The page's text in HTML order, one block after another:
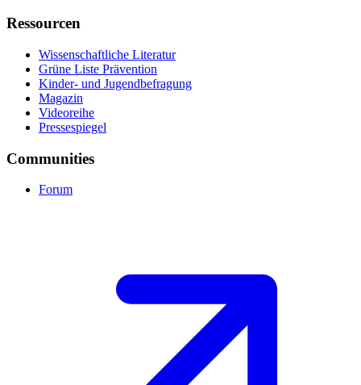
Ressourcen
Wissenschaftliche Literatur
Grüne Liste Prävention
Kinder- und Jugendbefragung
Magazin
Videoreihe
Pressespiegel
Communities
Forum